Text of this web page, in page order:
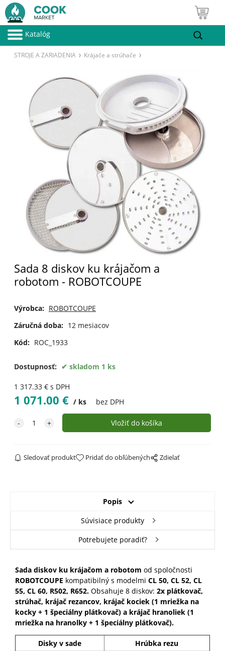
Katalóg
STROJE A ZARIADENIA Krájače a strúhače
Sada 8 diskov ku krájačom a
robotom - ROBOTCOUPE
Výrobca: ROBOTCOUPE
Záručná doba: 12 mesiacov
Kód: ROC_1933
Dostupnosť: skladom 1 ks
1 317.33€ s DPH
1 071.00 € ks bez DPH
Sledovať produkt Pridať do obľúbených Zdielať
Popis
Súvisiace produkty
Potrebujete poradiť?
Sada diskov ku krájačom a robotom od spoločnosti
ROBOTCOUPE kompatibilný s modelmi CL 50, CL 52, CL
55, CL 60, R502, R652. Obsahuje 8 diskov: 2x plátkovač,
strúhač, krájač rezancov, krájač kociek (1 mriežka na
kocky + 1 špeciálny plátkovač) a krájač hranoliek (1
mriežka na hranolky + 1 špeciálny plátkovač).
Disky v sade
Hrúbka rezu